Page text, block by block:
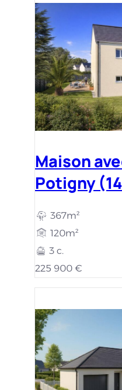
Maison
Potigny
367m²
120m²
3 c.
225 900 €